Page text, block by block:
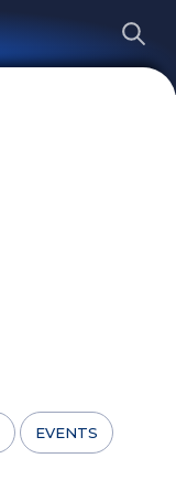
EVENTS